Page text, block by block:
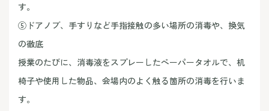
す。
⑤ドアノブ、手すりなど手指接触の多い場所の消毒や、換気
の徹底
授業のたびに、消毒液をスプレーしたペーパータオルで、机
椅子や使用した物品、会場内のよく触る箇所の消毒を行いま
す。